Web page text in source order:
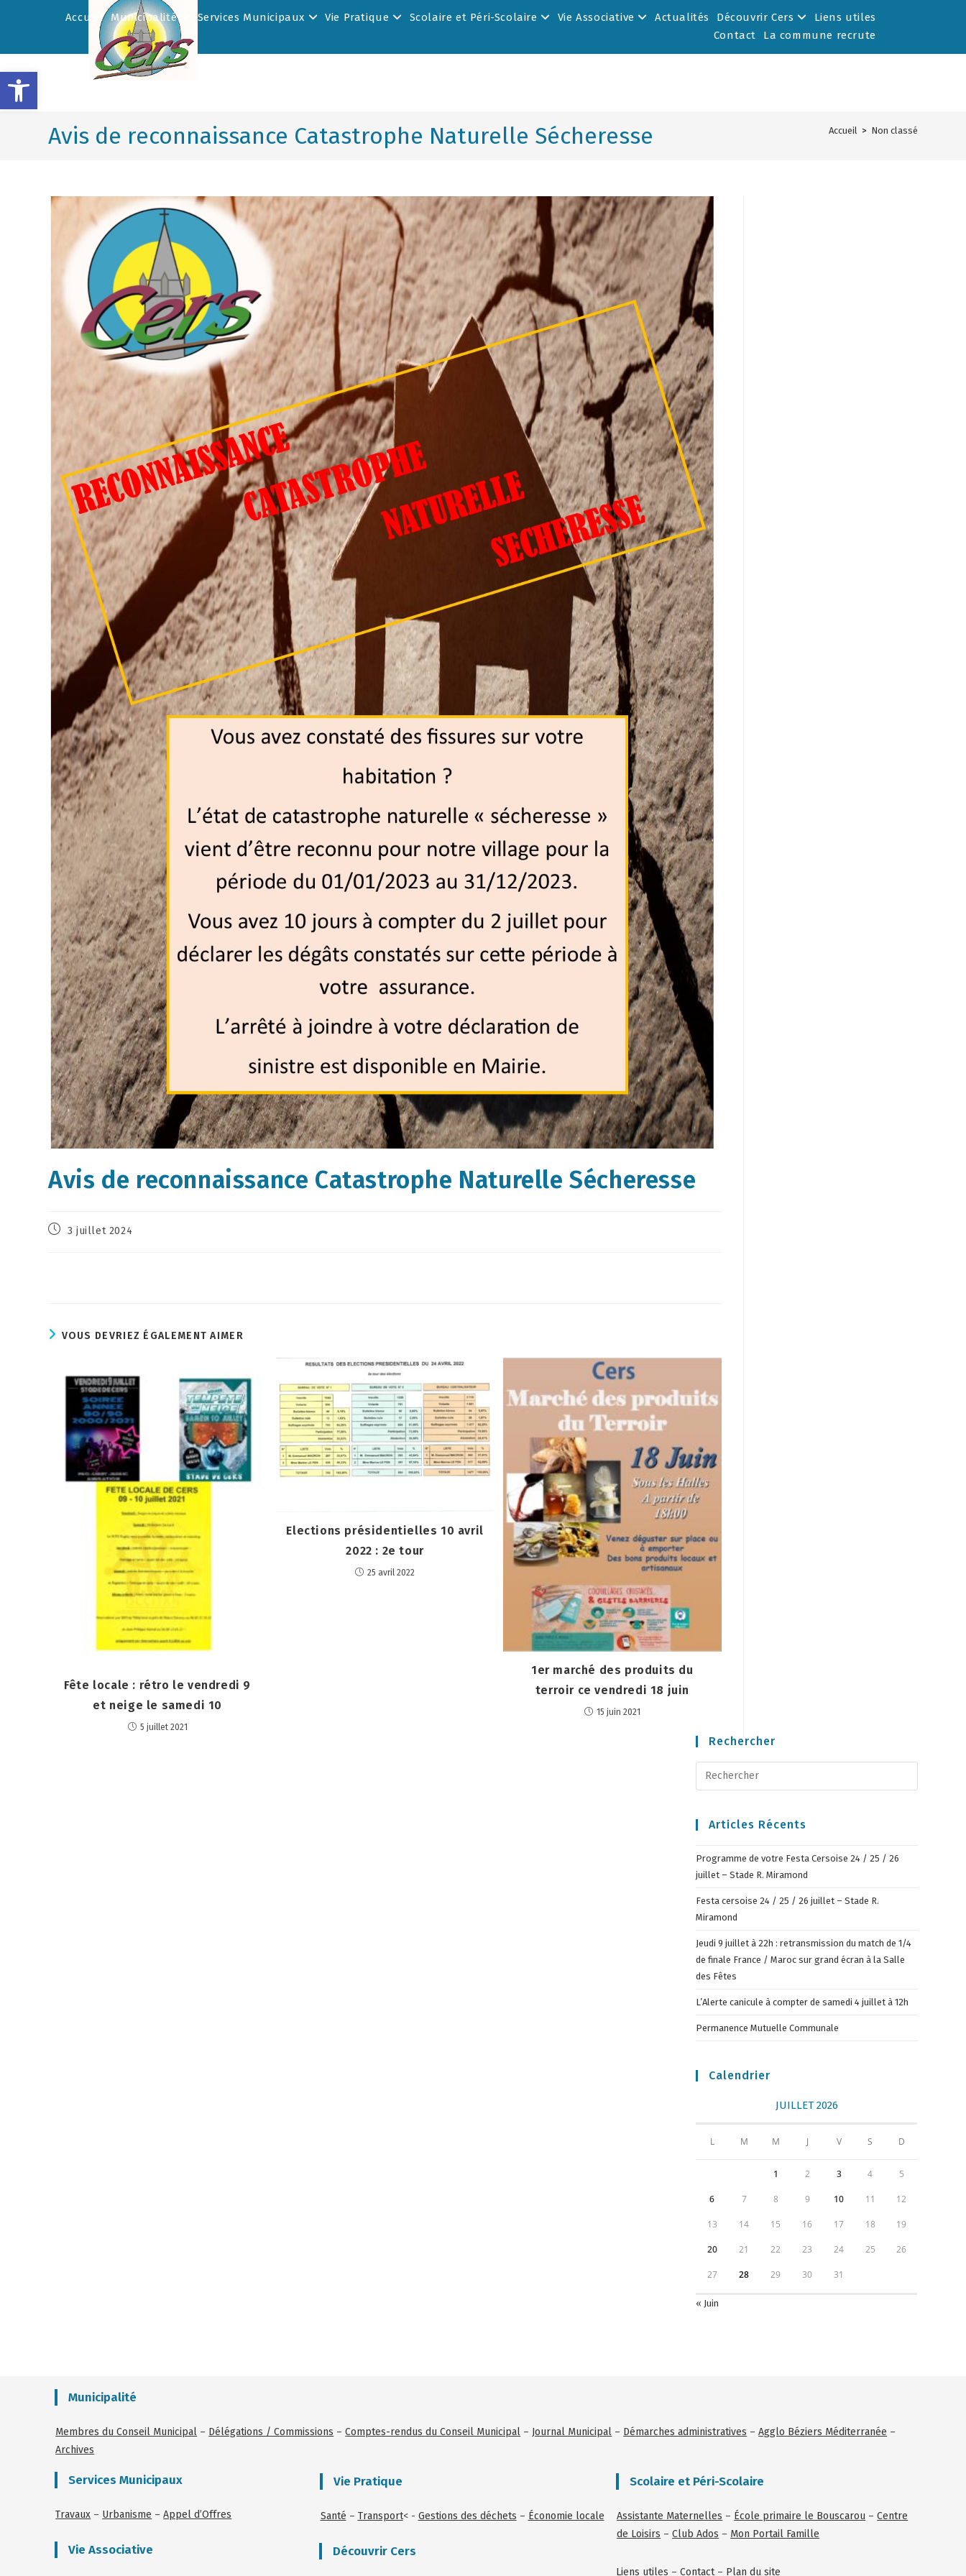
Accueil Municipalité Services Municipaux Vie Pratique Scolaire et Péri-Scolaire Vie Associative Actualités Découvrir Cers
Liens utiles
Contact
La commune recrute
Avis de reconnaissance Catastrophe Naturelle Sécheresse Accueil > Non classé
Avis de reconnaissance Catastrophe Naturelle Sécheresse
3 juillet 2024
VOUS DEVRIEZ ÉGALEMENT AIMER
Fête locale : rétro le vendredi 9
et neige le samedi 10
5 juillet 2021
Elections présidentielles 10 avril
2022 : 2e tour
25 avril 2022
1er marché des produits du
terroir ce vendredi 18 juin
15 juin 2021
Rechercher
Articles Récents
Programme de votre Festa Cersoise 24 / 25 / 26
juillet – Stade R. Miramond
Festa cersoise 24 / 25 / 26 juillet – Stade R.
Miramond
Jeudi 9 juillet à 22h : retransmission du match de 1/4
de finale France / Maroc sur grand écran à la Salle
des Fêtes
L’Alerte canicule à compter de samedi 4 juillet à 12h
Permanence Mutuelle Communale
Calendrier
JUILLET 2026
L M M J V S D
1 2 3 4 5
6 7 8 9 10 11 12
13 14 15 16 17 18 19
20 21 22 23 24 25 26
27 28 29 30 31
« Juin
Municipalité
Membres du Conseil Municipal – Délégations / Commissions –Comptes-rendus du Conseil Municipal – Journal Municipal – Démarches administratives –Agglo Béziers Méditerranée –
Archives
Services Municipaux
Travaux – Urbanisme –Appel d’Offres
Vie Pratique
Santé – Transport< - Gestions des déchets – Économie locale
Scolaire et Péri-Scolaire
Assistante Maternelles – École primaire le Bouscarou –Centre
de Loisirs –Club Ados – Mon Portail Famille
Vie Associative Découvrir Cers
Liens utiles –Contact– Plan du site
Ouvrir la barre d’outils